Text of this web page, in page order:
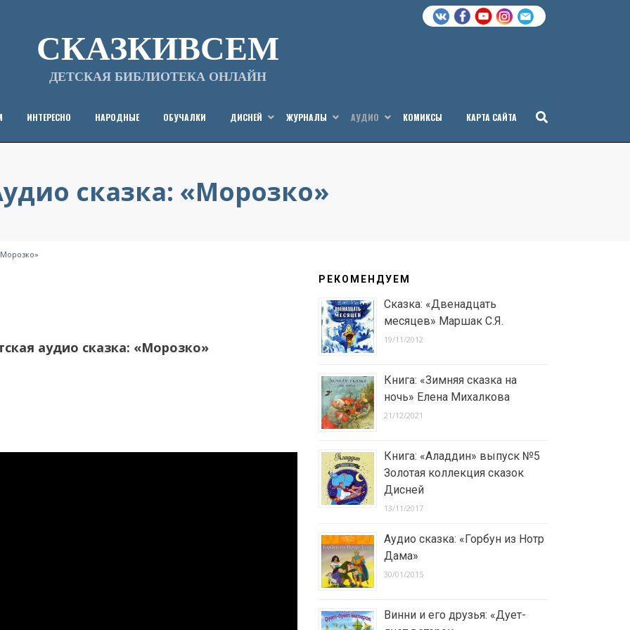
СКАЗКИВСЕМ
ДЕТСКАЯ БИБЛИОТЕКА ОНЛАЙН
ИНТЕРЕСНО НАРОДНЫЕ ОБУЧАЛКИ ДИСНЕЙ ЖУРНАЛЫ АУДИО КОМИКСЫ КАРТА САЙТА
сказка: «Морозко»
аудио сказка: «Морозко»
РЕКОМЕНДУЕМ
Сказка: «Двенадцать
месяцев» Маршак С.Я.
19/11/2012
Книга: «Зимняя сказка на
ночь» Елена Михалкова
21/12/2021
Книга: «Аладдин» выпуск №5
Золотая коллекция сказок
Дисней
13/11/2017
Аудио сказка: «Горбун из Нотр
Дама»
30/01/2015
Винни и его друзья: «Дует-